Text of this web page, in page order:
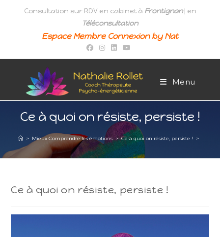
Consultation sur RDV en cabinet à Frontignan| en
Téléconsultation
Espace Membre Connexion by Nat
Menu
Ce à quoi on résiste, persiste !
> Mieux Comprendre les émotions > Ce à quoi on résiste, persiste ! >
Ce à quoi on résiste, persiste !